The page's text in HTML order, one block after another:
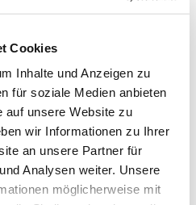
Cookies
Inhalte und Anzeigen zu
für soziale Medien anbieten
auf unsere Website zu
wir Informationen zu Ihrer
an unsere Partner für
Analysen weiter. Unsere
möglicherweise mit
(Markierung gelbes
Chaussee erreichen Sie
Von hier sind es noch
das Zentrum von
Wanderwegschilderbaum